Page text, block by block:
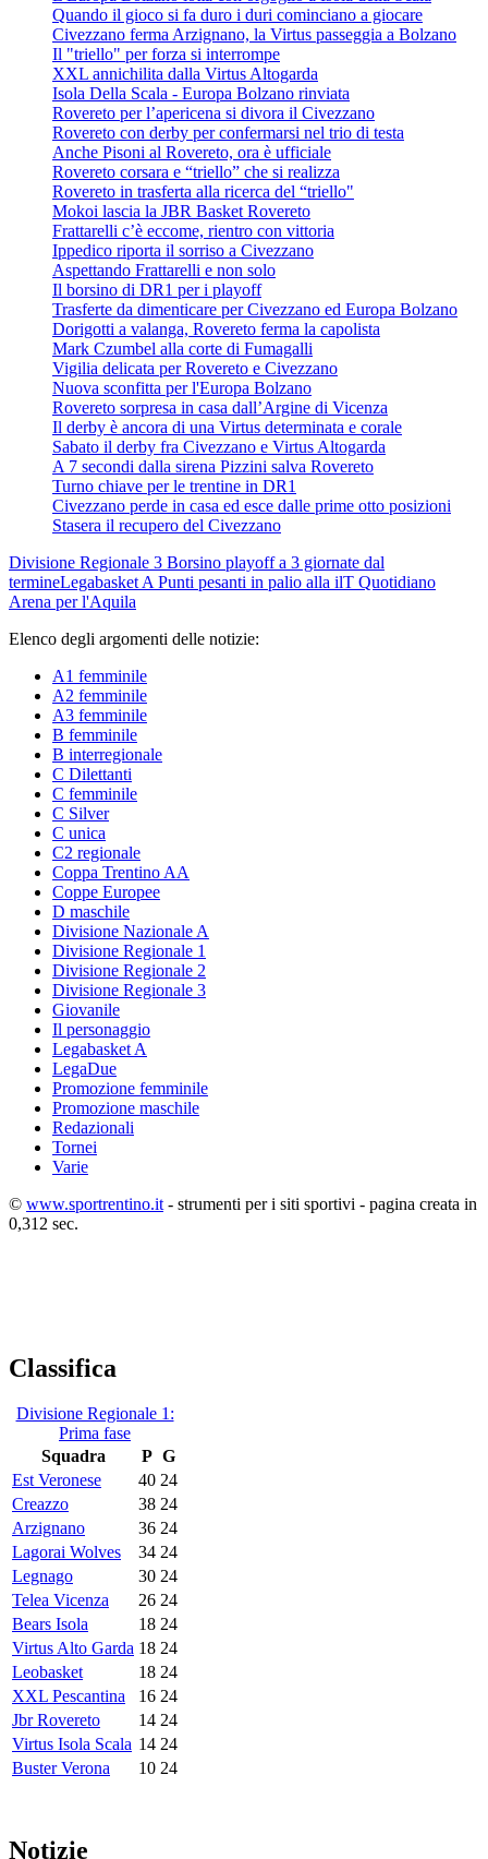
Quando il gioco si fa duro i duri cominciano a giocare
Civezzano ferma Arzignano, la Virtus passeggia a Bolzano
Il "triello" per forza si interrompe
XXL annichilita dalla Virtus Altogarda
Isola Della Scala - Europa Bolzano rinviata
Rovereto per l’apericena si divora il Civezzano
Rovereto con derby per confermarsi nel trio di testa
Anche Pisoni al Rovereto, ora è ufficiale
Rovereto corsara e “triello” che si realizza
Rovereto in trasferta alla ricerca del “triello"
Mokoi lascia la JBR Basket Rovereto
Frattarelli c’è eccome, rientro con vittoria
Ippedico riporta il sorriso a Civezzano
Aspettando Frattarelli e non solo
Il borsino di DR1 per i playoff
Trasferte da dimenticare per Civezzano ed Europa Bolzano
Dorigotti a valanga, Rovereto ferma la capolista
Mark Czumbel alla corte di Fumagalli
Vigilia delicata per Rovereto e Civezzano
Nuova sconfitta per l'Europa Bolzano
Rovereto sorpresa in casa dall’Argine di Vicenza
Il derby è ancora di una Virtus determinata e corale
Sabato il derby fra Civezzano e Virtus Altogarda
A 7 secondi dalla sirena Pizzini salva Rovereto
Turno chiave per le trentine in DR1
Civezzano perde in casa ed esce dalle prime otto posizioni
Stasera il recupero del Civezzano
Divisione Regionale 3 Borsino playoff a 3 giornate dal
termineLegabasket A Punti pesanti in palio alla ilT Quotidiano
Arena per l'Aquila
Elenco degli argomenti delle notizie:
A1 femminile
A2 femminile
A3 femminile
B femminile
B interregionale
C Dilettanti
C femminile
C Silver
C unica
C2 regionale
Coppa Trentino AA
Coppe Europee
D maschile
Divisione Nazionale A
Divisione Regionale 1
Divisione Regionale 2
Divisione Regionale 3
Giovanile
Il personaggio
Legabasket A
LegaDue
Promozione femminile
Promozione maschile
Redazionali
Tornei
Varie
© www.sportrentino.it - strumenti per i siti sportivi - pagina creata in
0,312 sec.
Classifica
Divisione Regionale 1:
Prima fase
Squadra
P G
Est Veronese
40 24
Creazzo
38 24
Arzignano
36 24
Lagorai Wolves
34 24
Legnago
30 24
Telea Vicenza
26 24
Bears Isola
18 24
Virtus Alto Garda 18 24
Leobasket
18 24
XXL Pescantina
16 24
Jbr Rovereto
14 24
Virtus Isola Scala 14 24
Buster Verona
10 24
Notizie